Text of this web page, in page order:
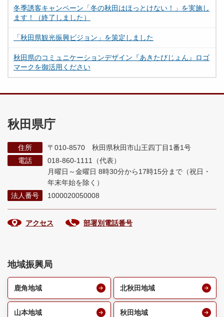
冬季誘客キャンペーン「冬の秋田はほっとけない！」を実施し
ます！（終了しました）
「秋田県観光振興ビジョン」を策定しました
秋田県のコミュニケーションデザイン『あきたびじょん』ロゴ
マークを御活用ください
秋田県庁
住所
〒010-8570 秋田県秋田市山王四丁目1番1号
電話
018-860-1111（代表）
月曜日～金曜日 8時30分から17時15分まで （祝日・
年末年始を除く）
法人番号
1000020050008
アクセス 部署別電話番号
地域振興局
鹿角地域 北秋田地域
山本地域 秋田地域